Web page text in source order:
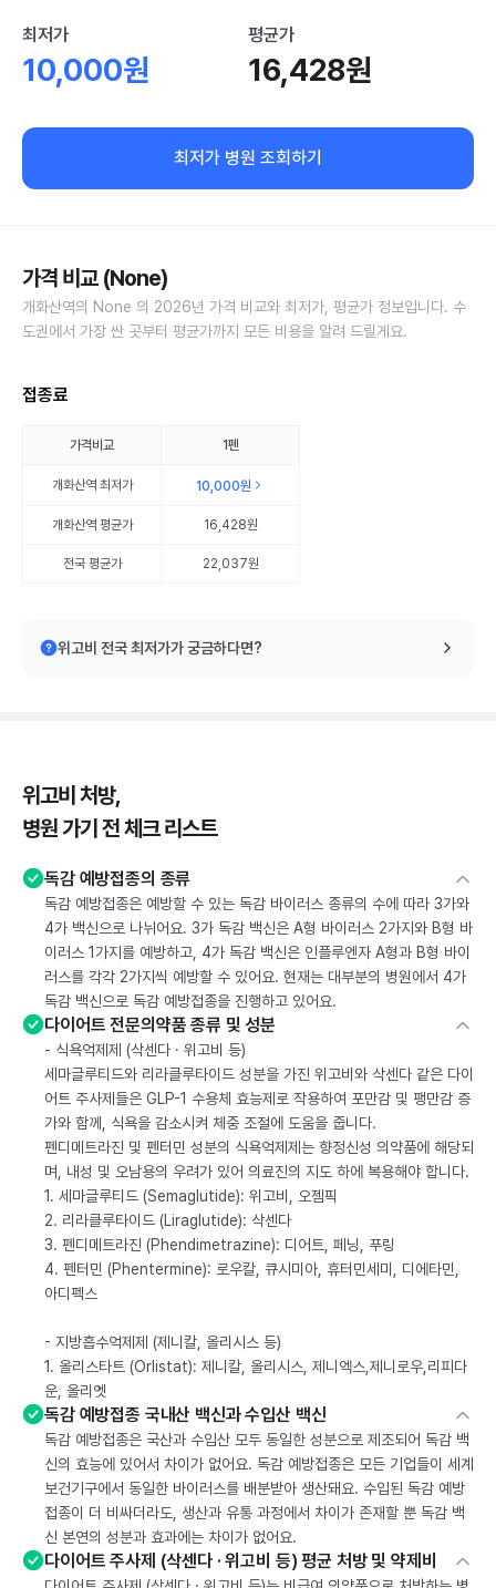
최저가
10,000원
평균가
16,428원
최저가 병원 조회하기
가격 비교 (None)
개화산역의 None 의 2026년 가격 비교와 최저가, 평균가 정보입니다. 수
도권에서 가장 싼 곳부터 평균가까지 모든 비용을 알려 드릴게요.
접종료
가격비교 1펜
개화산역최저가 10,000원
개화산역평균가 16,428원
전국 평균가 22,037원
위고비 전국 최저가가 궁금하다면?
위고비 처방,
병원 가기 전 체크 리스트
독감 예방접종의 종류
독감 예방접종은 예방할 수 있는 독감 바이러스 종류의 수에 따라 3가와
4가 백신으로 나뉘어요. 3가 독감 백신은 A형 바이러스 2가지와 B형 바
이러스 1가지를 예방하고, 4가 독감 백신은 인플루엔자 A형과 B형 바이
러스를 각각 2가지씩 예방할 수 있어요. 현재는 대부분의 병원에서 4가
독감 백신으로 독감 예방접종을 진행하고 있어요.
다이어트 전문의약품 종류 및 성분
- 식욕억제제 (삭센다 · 위고비 등)
세마글루티드와 리라클루타이드 성분을 가진 위고비와 삭센다 같은 다이
어트 주사제들은 GLP-1 수용체 효능제로 작용하여 포만감 및 팽만감 증
가와 함께, 식욕을 감소시켜 체중 조절에 도움을 줍니다.
펜디메트라진 및 펜터민 성분의 식욕억제제는 향정신성 의약품에 해당되
며, 내성 및 오남용의 우려가 있어 의료진의 지도 하에 복용해야 합니다.
1. 세마글루티드 (Semaglutide): 위고비, 오젬픽
2. 리라클루타이드 (Liraglutide): 삭센다
3. 펜디메트라진 (Phendimetrazine): 디어트, 페닝, 푸링
4. 펜터민 (Phentermine): 로우칼, 큐시미아, 휴터민세미, 디에타민,
아디펙스
- 지방흡수억제제 (제니칼, 올리시스 등)
1. 올리스타트 (Orlistat): 제니칼, 올리시스, 제니엑스,제니로우,리피다
운, 올리엣
독감 예방접종 국내산 백신과 수입산 백신
독감 예방접종은 국산과 수입산 모두 동일한 성분으로 제조되어 독감 백
신의 효능에 있어서 차이가 없어요. 독감 예방접종은 모든 기업들이 세계
보건기구에서 동일한 바이러스를 배분받아 생산돼요. 수입된 독감 예방
접종이 더 비싸더라도, 생산과 유통 과정에서 차이가 존재할 뿐 독감 백
신 본연의 성분과 효과에는 차이가 없어요.
다이어트 주사제 (삭센다 · 위고비 등) 평균 처방 및 약제비